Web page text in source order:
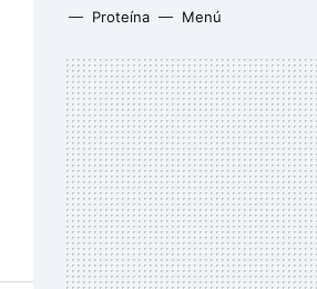
Proteína
Menú